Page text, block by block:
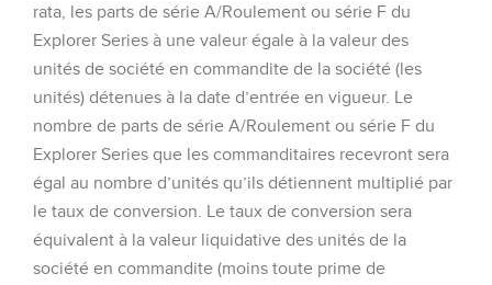
rata, les parts de série A/Roulement ou série F du
Explorer Series à une valeur égale à la valeur des
unités de société en commandite de la société (les
unités) détenues à la date d’entrée en vigueur. Le
nombre de parts de série A/Roulement ou série F du
Explorer Series que les commanditaires recevront sera
égal au nombre d’unités qu’ils détiennent multiplié par
le taux de conversion. Le taux de conversion sera
équivalent à la valeur liquidative des unités de la
société en commandite (moins toute prime de